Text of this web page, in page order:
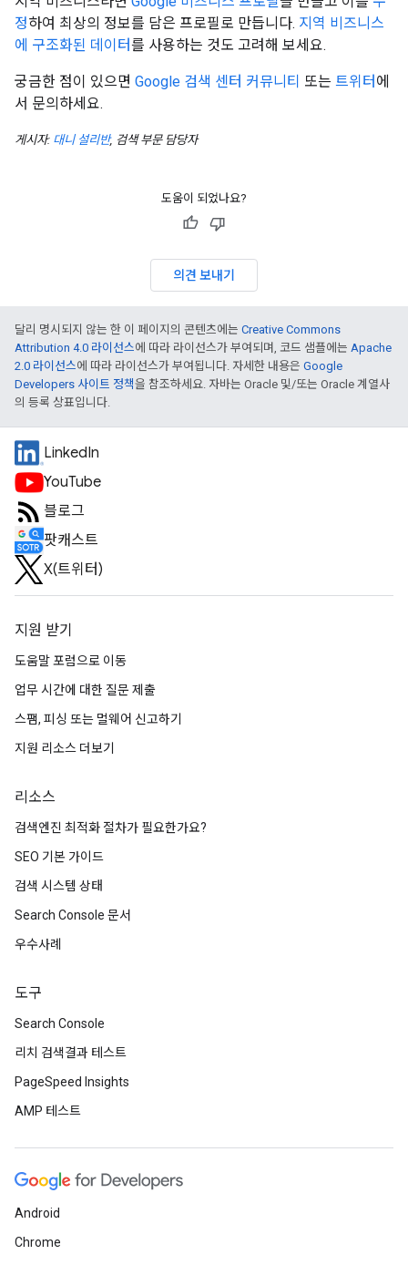
정하여 최상의 정보를 담은 프로필로 만듭니다. 지역 비즈니스
에 구조화된 데이터를 사용하는 것도 고려해 보세요.
궁금한 점이 있으면 Google 검색 센터 커뮤니티 또는 트위터 에
서 문의하세요.
게시자: 대니 설리반, 검색 부문 담당자
도움이 되었나요?
의견 보내기
달리 명시되지 않는 한 이 페이지의 콘텐츠에는 Creative Commons
Attribution 4.0 라이선스에 따라 라이선스가 부여되며, 코드 샘플에는 Apache
2.0 라이선스에 따라 라이선스가 부여됩니다. 자세한 내용은 Google
Developers 사이트 정책을 참조하세요. 자바는 Oracle 및/또는 Oracle 계열사
의 등록 상표입니다.
LinkedIn
YouTube
블로그
팟캐스트
X(트위터)
지원 받기
도움말 포럼으로 이동
업무 시간에 대한 질문 제출
스팸, 피싱 또는 멀웨어 신고하기
지원 리소스 더보기
리소스
검색엔진 최적화 절차가 필요한가요?
SEO 기본 가이드
검색 시스템 상태
Search Console 문서
우수사례
도구
Search Console
리치 검색결과 테스트
PageSpeed Insights
AMP 테스트
Android
Chrome